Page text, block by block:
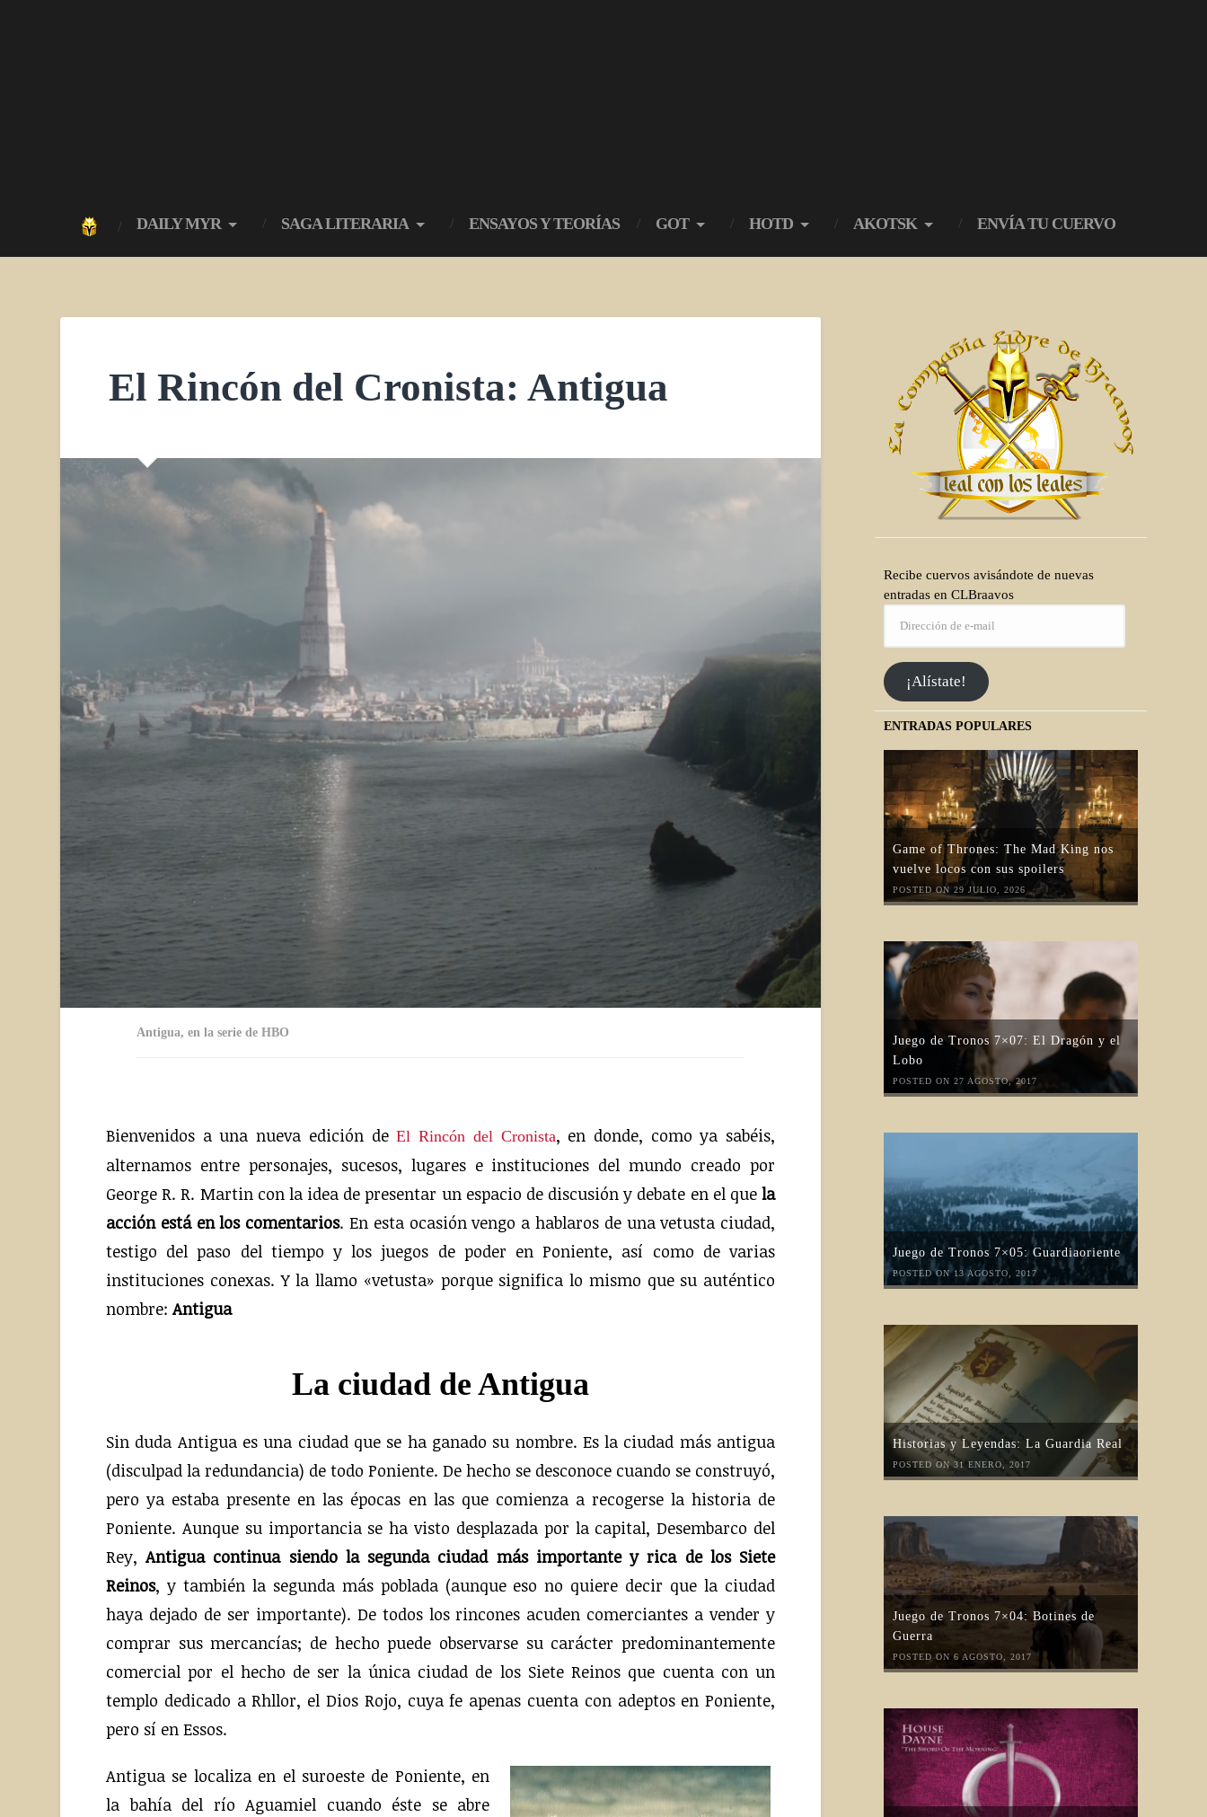
DAILY MYR SAGA LITERARIA ENSAYOS Y TEORÍAS GOT HOTD AKOTSK ENVÍA TU CUERVO
El Rincón del Cronista: Antigua
Antigua, en la serie de HBO
Bienvenidos a una nueva edición deEl Rincón del Cronista, en donde, como ya sabéis,
alternamos entre personajes, sucesos, lugares e instituciones del mundo creado por
George R. R. Martin con la idea de presentar un espacio de discusión y debate en el quela
acción está en los comentarios. En esta ocasión vengo a hablaros de una vetusta ciudad,
testigo del paso del tiempo y los juegos de poder en Poniente, así como de varias
instituciones conexas. Y la llamo «vetusta» porque significa lo mismo que su auténtico
nombre: Antigua
La ciudad de Antigua
Sin duda Antigua es una ciudad que se ha ganado su nombre. Es la ciudad más antigua
(disculpad la redundancia) de todo Poniente. De hecho se desconoce cuando se construyó,
pero ya estaba presente en las épocas en las que comienza a recogerse la historia de
Poniente. Aunque su importancia se ha visto desplazada por la capital, Desembarco del
Rey,Antigua continua siendo la segunda ciudad más importante y rica de los Siete
Reinos, y también la segunda más poblada (aunque eso no quiere decir que la ciudad
haya dejado de ser importante). De todos los rincones acuden comerciantes a vender y
comprar sus mercancías; de hecho puede observarse su carácter predominantemente
comercial por el hecho de ser la única ciudad de los Siete Reinos que cuenta con un
templo dedicado a Rhllor, el Dios Rojo, cuya fe apenas cuenta con adeptos en Poniente,
pero sí en Essos.
Antigua se localiza en el suroeste de Poniente, en
la bahía del río Aguamiel cuando éste se abre
Recibe cuervos avisándote de nuevas
entradas en CLBraavos
¡Alístate!
ENTRADAS POPULARES
Game of Thrones: The Mad King nos
vuelve locos con sus spoilers
POSTED ON 29 JULIO, 2026
Juego de Tronos 7×07: El Dragón y el
Lobo
POSTED ON 27 AGOSTO, 2017
Juego de Tronos 7×05: Guardiaoriente
POSTED ON 13 AGOSTO, 2017
Historias y Leyendas: La Guardia Real
POSTED ON 31 ENERO, 2017
Juego de Tronos 7×04: Botines de
Guerra
POSTED ON 6 AGOSTO, 2017